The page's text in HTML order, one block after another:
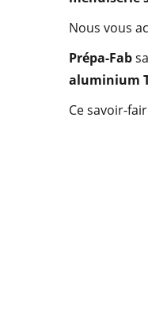
Nous vous
Prépa-Fab
aluminium
Ce savoir-